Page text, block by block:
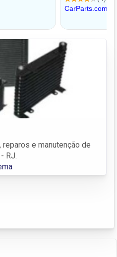
e manutenção de
RJ.